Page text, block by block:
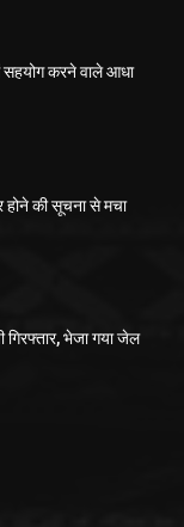
सहयोग करने वाले आधा
होने की सूचना से मचा
गिरफ्तार, भेजा गया जेल